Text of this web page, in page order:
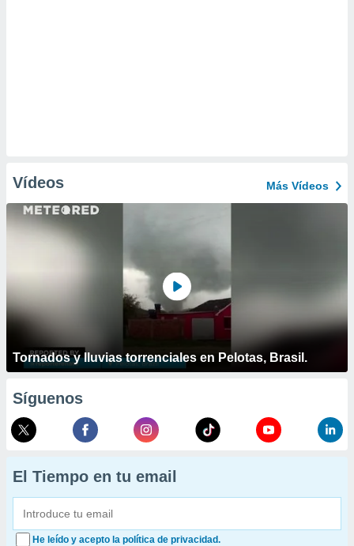
Vídeos Más Vídeos
Tornados y lluvias torrenciales en Pelotas, Brasil.
Síguenos
El Tiempo en tu email
He leído y acepto la política de privacidad.